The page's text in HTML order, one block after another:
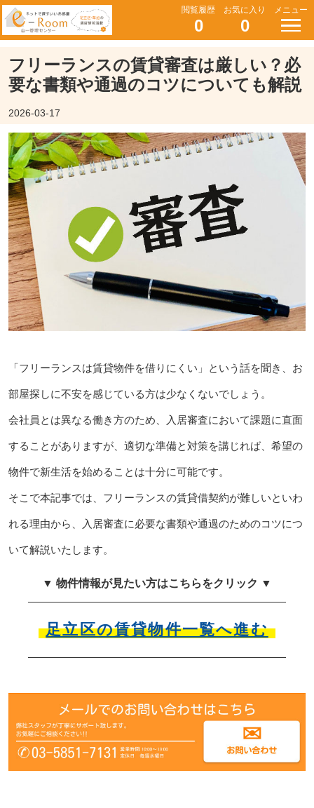
閲覧履歴
0
お気に入り
0
メニュー
フリーランスの賃貸審査は厳しい？必
要な書類や通過のコツについても解説
2026-03-17
「フリーランスは賃貸物件を借りにくい」という話を聞き、お
部屋探しに不安を感じている方は少なくないでしょう。
会社員とは異なる働き方のため、入居審査において課題に直面
することがありますが、適切な準備と対策を講じれば、希望の
物件で新生活を始めることは十分に可能です。
そこで本記事では、フリーランスの賃貸借契約が難しいといわ
れる理由から、入居審査に必要な書類や通過のためのコツにつ
いて解説いたします。
▼ 物件情報が見たい方はこちらをクリック ▼
足立区の賃貸物件一覧へ進む